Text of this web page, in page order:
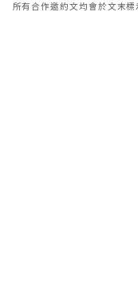
所有合作邀約文均會於文末